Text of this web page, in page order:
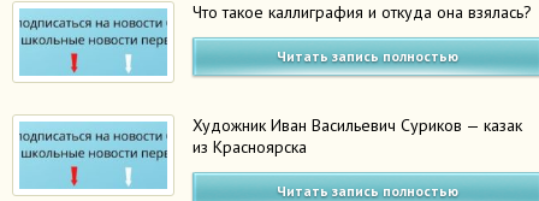
Что такое каллиграфия и откуда она взялась?
Читать запись полностью
Художник Иван Васильевич Суриков — казак
из Красноярска
Читать запись полностью